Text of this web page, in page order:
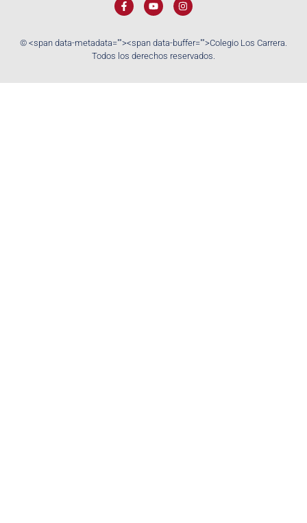
© <span data-metadata=""><span data-buffer="">Colegio Los Carrera.
Todos los derechos reservados.